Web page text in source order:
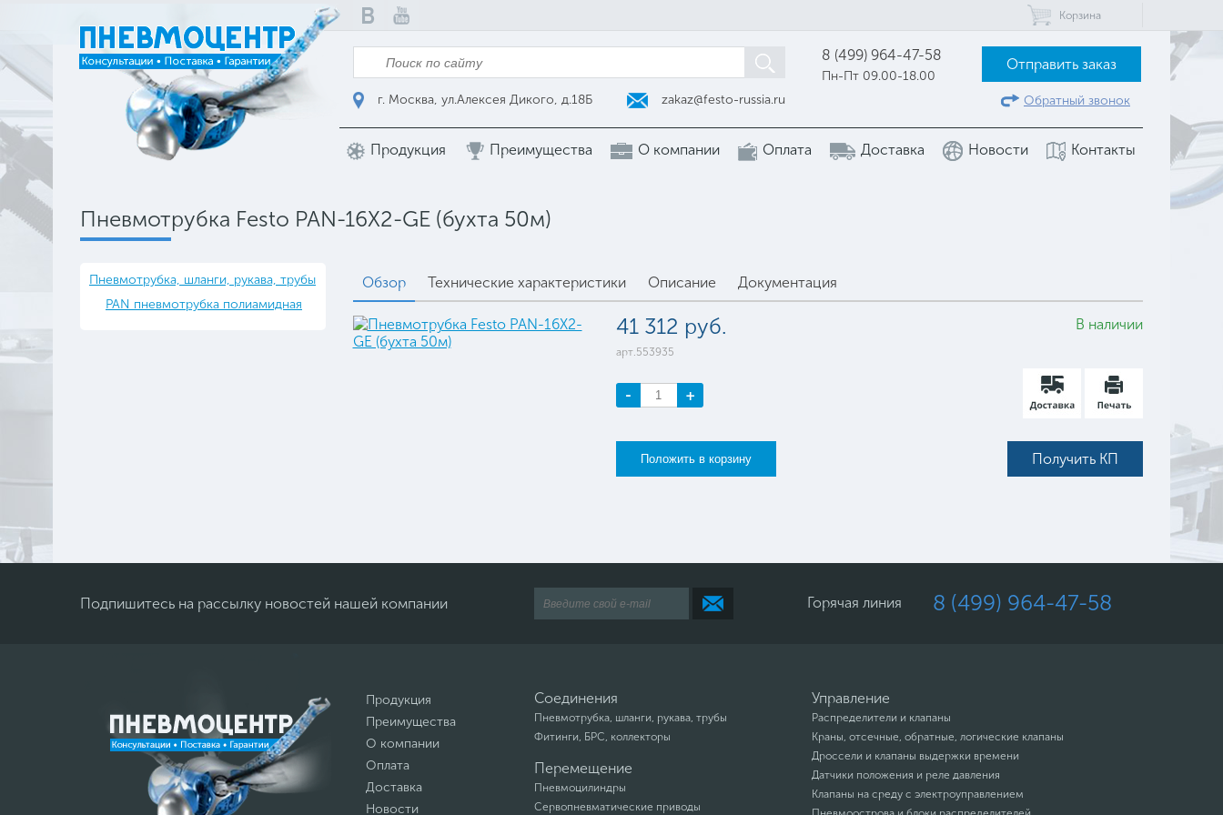
Корзина
г. Москва, ул.Алексея Дикого, д.18Б zakaz@festo-russia.ru
8 (499) 964-47-58
Пн-Пт 09.00-18.00
Отправить заказ
Обратный звонок
Продукция Преимущества О компании Оплата Доставка Новости Контакты
Пневмотрубка Festo PAN-16X2-GE (бухта 50м)
Пневмотрубка, шланги, рукава, трубы
PAN пневмотрубка полиамидная
Обзор Технические характеристики Описание Документация
41 312 руб.
арт.553935
В наличии
- +
Получить КП
Подпишитесь на рассылку новостей нашей компании Горячая линия 8 (499) 964-47-58
Продукция
Преимущества
О компании
Оплата
Доставка
Новости
Соединения
Пневмотрубка, шланги, рукава, трубы
Фитинги, БРС, коллекторы
Перемещение
Пневмоцилиндры
Сервопневматические приводы
Управление
Распределители и клапаны
Краны, отсечные, обратные, логические клапаны
Дроссели и клапаны выдержки времени
Датчики положения и реле давления
Клапаны на среду с электроуправлением